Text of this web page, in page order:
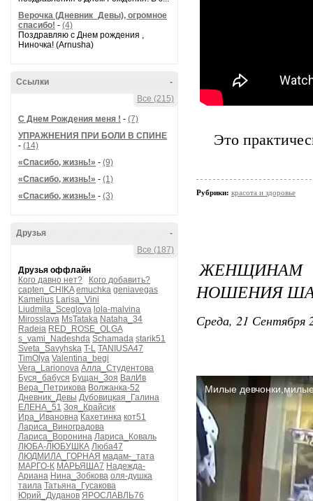
Верочка (Дневник_Девы), огромное
спасибо! - (4)
Поздравляю с Днем рождения ,
Ниночка! (Arnusha)
-
Ссылки
Все (215)
С Днем Рождения меня ! - (7)
УПРАЖНЕНИЯ ПРИ БОЛИ В СПИНЕ
- (14)
«Спасибо, жизнь!» - (9)
«Спасибо, жизнь!» - (1)
«Спасибо, жизнь!» - (3)
-
Друзья
Все (187)
Друзья оффлайн
Кого давно нет?
Кого добавить?
capten_CHIKA emuchka geniavegas
Kamelius Larisa_Vini
Liudmila_Sceglova lola-malvina
Mirosslava MsTataka Nataha_34
Radeia RED_ROSE_OLGA
s_vami_Nadeshda Schamada starik51
Sveta_Savyhska T-L TANIUSA47
TimOlya Valentina_begi
Vera_Larionova Алла_Студентова
Буся_бабуся Бущан_Зоя ВалИв
Вера_Петрикова Волжанка-52
Дневник_Девы Дубовицкая_Галина
ЕЛЕНА_51 Зоя_Крайсик
Ира_Ивановна Кахетинка кот51
Лариса_Виноградова
Лариса_Воронина Лариса_Коваль
ЛЮБА-ЛЮБУШКА Люба47
ЛЮДМИЛА_ГОРНАЯ мадам-_тата
МАРГО-К МАРЬЯША7 Надежда-
Ариана Нина_Зобкова оля-душка
таила Татьяна_Гусакова
Юрий_Дуданов ЯРОСЛАВЛЬ76
Это
Рубрики: красота и здоровье
ЖЕНЩИНАМ
НОШЕНИЯ
Среда, 21 Сентября